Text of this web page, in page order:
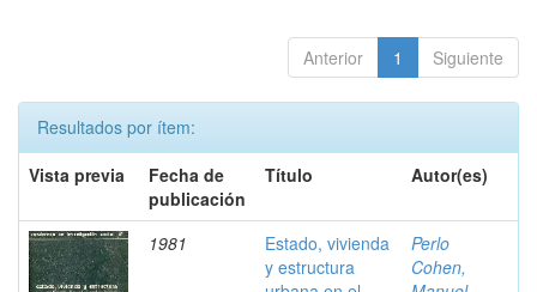
Anterior 1 Siguiente
Resultados por ítem:
Vista previa
Fecha de
publicación
Título Autor(es)
1981
Estado, vivienda
y estructura
Perlo
Cohen,